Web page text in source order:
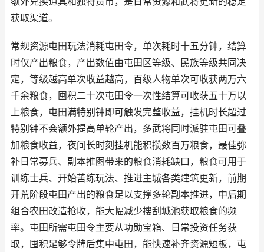
获取渠道。
常规资源屯田玩法消耗屯田令，单次耗时十五分钟，结算
时仅产出粮食，产出数值由屯田区等级、民族等级共同决
定，等级越高单次收益越高，百级人物单次可收获两万六
千余粮食，囤积二十次屯田令一次性结算可收获五十万以
上粮食，屯田满特别钟即可触发完整收益，挂机时长超过
特别钟不会额外提高单轮产出，多武将同时派驻屯田可叠
加粮食收益，夜间长时刻挂机能积攒数百万粮食，最佳弥
补日常募兵、副本推图带来的粮食消耗缺口，粮食可用于
训练士兵、开始苦练玩法、推进主城各类建筑更新，前期
开荒阶段屯田产出的粮食足以支撑多轮副本推进，中后期
组合农田改造抢收，能大幅减少搜刮城池获取粮食的频
率。屯田所需屯田令主要从功勋宝箱、日常投资任务获
取，囤积足够令牌后集中屯田，能快速补齐资源短板，屯